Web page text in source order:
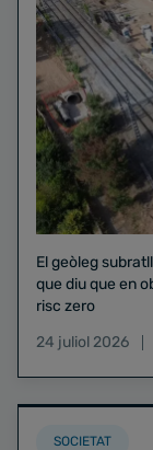
El geòleg
que diu que en
risc zero
24 juliol 2026
SOCIETAT